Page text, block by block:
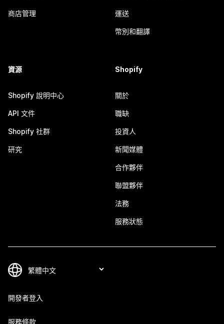
商店管理 運送
幣別和翻譯
資源
Shopify 說明中心
API 文件
Shopify 社群
研究
Shopify
關於
職缺
投資人
新聞媒體
合作夥伴
聯盟夥伴
法務
服務狀態
開發者登入
服務條款